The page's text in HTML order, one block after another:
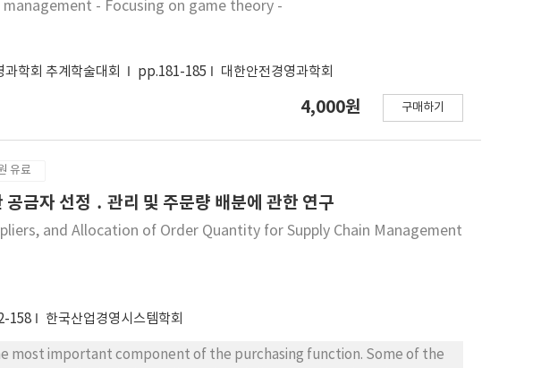
- Focusing on game theory -
학회 추계학술대회 pp.181-185 대한안전경영과학회
4,000원 구매하기
유료
금자 선정 ․ 관리 및 주문량 배분에 관한 연구
and Allocation of Order Quantity for Supply Chain Management
158 한국산업경영시스템학회
most important component of the purchasing function. Some of the